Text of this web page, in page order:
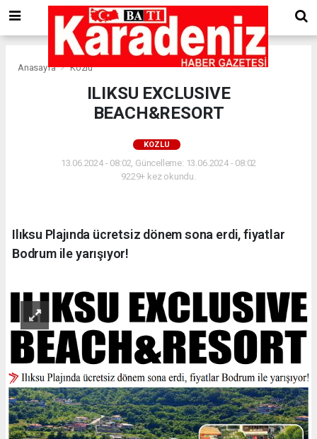
Anasayfa Kozlu
ILIKSU EXCLUSIVE
BEACH&RESORT
KOZLU
13.06.2024 - 08:02, Güncelleme: 13.06.2024 - 08:02
9229+ kez okundu.
Ilıksu Plajında ücretsiz dönem sona erdi, fiyatlar
Bodrum ile yarışıyor!